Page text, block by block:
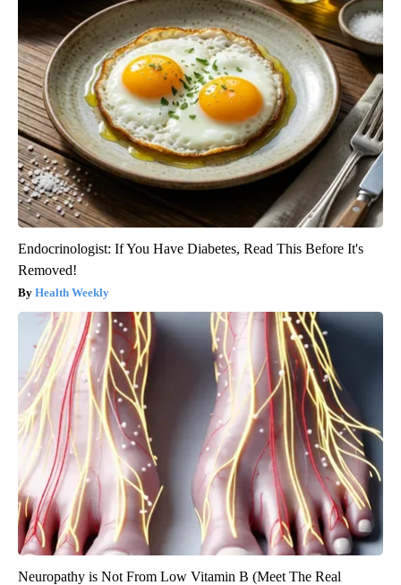
Endocrinologist: If You Have Diabetes, Read This Before It's
Removed!
Health Weekly
Neuropathy is Not From Low Vitamin B (Meet The Real